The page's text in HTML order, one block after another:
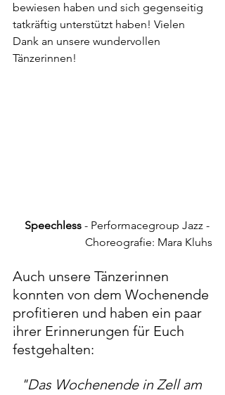
bewiesen haben und sich gegenseitig
tatkräftig unterstützt haben! Vielen
Dank an unsere wundervollen
Tänzerinnen!
Speechless - Performacegroup Jazz -
Choreografie: Mara Kluhs
Auch unsere Tänzerinnen
konnten von dem Wochenende
profitieren und haben ein paar
ihrer Erinnerungen für Euch
festgehalten:
"Das Wochenende in Zell am